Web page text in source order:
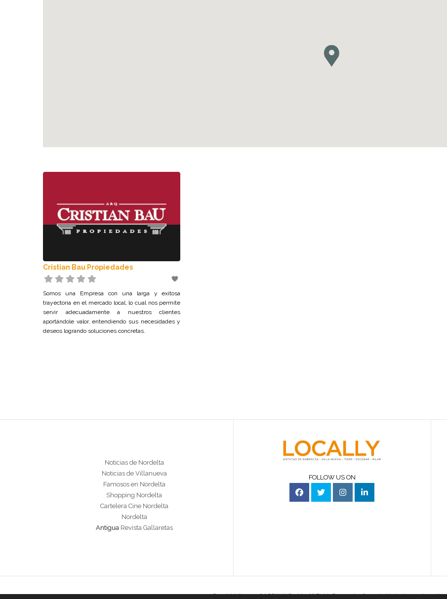
Cristian Bau Propiedades
Somos una Empresa con una larga y exitosa
trayectoria en el mercado local, lo cual nos permite
servir adecuadamente a nuestros clientes
aportándole valor, entendiendo sus necesidades y
deseos logrando soluciones concretas.
Noticias de Nordelta
Noticias de Villanueva
Famosos en Nordelta
Shopping Nordelta
Cartelera Cine Nordelta
Nordelta
Antigua Revista Gallaretas
FOLLOW US ON
Copyright ©2010-2016, LOCALLY Revista. All Rights Reserved. Power by Marketing en Argentina